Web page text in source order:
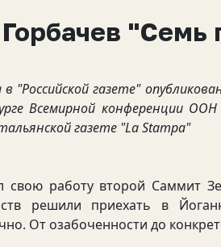
"Семь
в "Российской газете"
Всемирной конференции
газете "La Stampa"
работу второй Саммит
решили приехать в
От озабоченности до